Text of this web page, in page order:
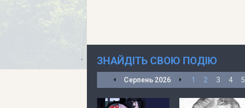
ЗНАЙДІТЬ СВОЮ ПОДІЮ
Серпень 2026 1 2 3 4 5